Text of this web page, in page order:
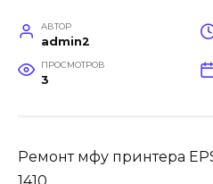
АВТОР
admin2
ПРОСМОТРОВ
3
Ремонт мфу принтера